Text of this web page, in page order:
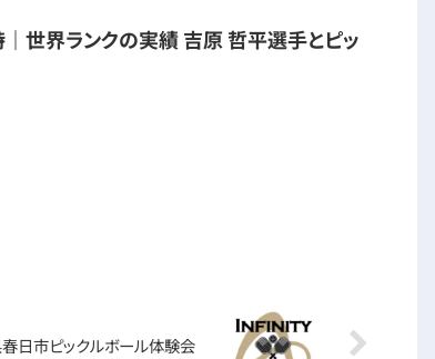
世界ランクの実績 吉原 哲平選手とピッ
日市ピックルボール体験会